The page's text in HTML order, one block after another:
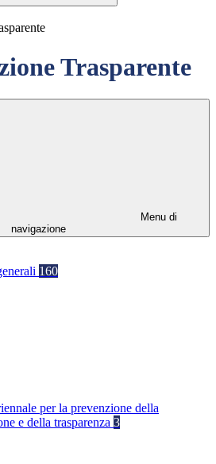
Trasparente
Menu di
navigazione
160
per la prevenzione della
e della trasparenza 3